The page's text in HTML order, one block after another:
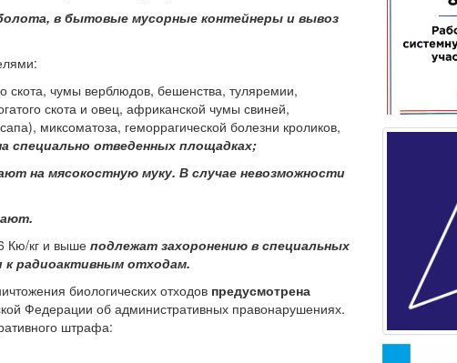
в бытовые мусорные контейнеры и вывоз
скота, чумы верблюдов, бешенства, туляремии,
скота и овец, африканской чумы свиней,
миксоматоза, геморрагической болезни кроликов,
специально отведенных площадках;
на мясокостную муку. В случае невозможности
Кю/кг и выше подлежат захоронению в специальных
радиоактивным отходам.
биологических отходов предусмотрена
Федерации об административных правонарушениях.
штрафа: